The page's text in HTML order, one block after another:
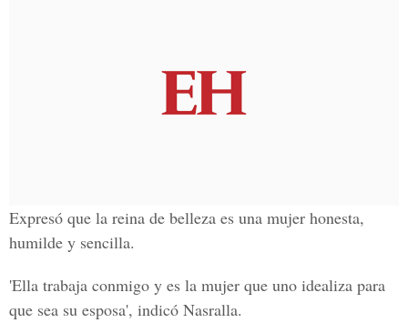
Expresó que la reina de belleza es una mujer honesta,
humilde y sencilla.
'Ella trabaja conmigo y es la mujer que uno idealiza para
que sea su esposa', indicó Nasralla.